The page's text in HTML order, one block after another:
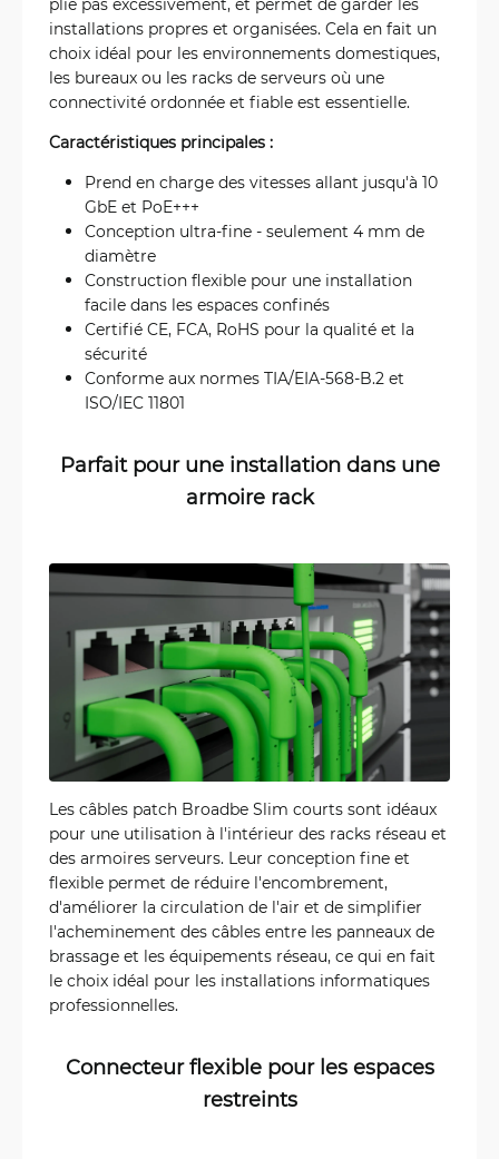
installations propres et organisées. Cela en fait un
choix idéal pour les environnements domestiques,
les bureaux ou les racks de serveurs où une
connectivité ordonnée et fiable est essentielle.
Caractéristiques principales :
Prend en charge des vitesses allant jusqu'à 10
GbE et PoE+++
Conception ultra-fine - seulement 4 mm de
diamètre
Construction flexible pour une installation
facile dans les espaces confinés
Certifié CE, FCA, RoHS pour la qualité et la
sécurité
Conforme aux normes TIA/EIA-568-B.2 et
ISO/IEC 11801
Parfait pour une installation dans une
armoire rack
Les câbles patch Broadbe Slim courts sont idéaux
pour une utilisation à l'intérieur des racks réseau et
des armoires serveurs. Leur conception fine et
flexible permet de réduire l'encombrement,
d'améliorer la circulation de l'air et de simplifier
l'acheminement des câbles entre les panneaux de
brassage et les équipements réseau, ce qui en fait
le choix idéal pour les installations informatiques
professionnelles.
Connecteur flexible pour les espaces
restreints